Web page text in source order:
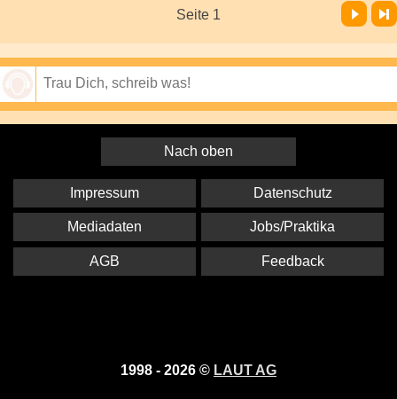
Seite 1
Vor Letzte Seite
Nach oben
1998 - 2026 © LAUT AG
Impressum Datenschutz
Mediadaten Jobs/Praktika
AGB Feedback